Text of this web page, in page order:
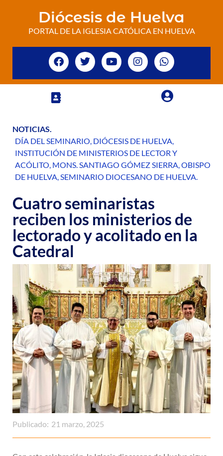
Diócesis de Huelva
PORTAL DE LA IGLESIA CATÓLICA EN HUELVA
NOTICIAS.
DÍA DEL SEMINARIO, DIÓCESIS DE HUELVA,
INSTITUCIÓN DE MINISTERIOS DE LECTOR Y
ACÓLITO, MONS. SANTIAGO GÓMEZ SIERRA,OBISPO
DE HUELVA,SEMINARIO DIOCESANO DE HUELVA.
Cuatro seminaristas
reciben los ministerios de
lectorado y acolitado en la
Catedral
Publicado: 21 marzo, 2025